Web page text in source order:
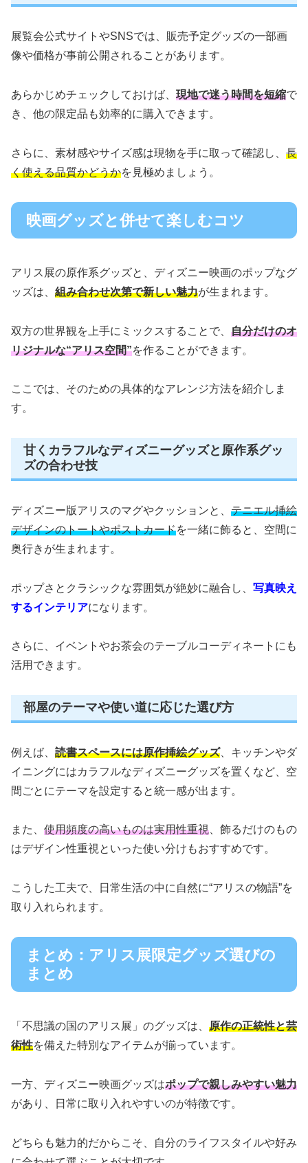
展覧会公式サイトやSNSでは、販売予定グッズの一部画
像や価格が事前公開されることがあります。
あらかじめチェックしておけば、 現地で迷う時間を短縮で
き、他の限定品も効率的に購入できます。
さらに、素材感やサイズ感は現物を手に取って確認し、 長
く使える品質かどうかを見極めましょう。
映画グッズと併せて楽しむコツ
アリス展の原作系グッズと、ディズニー映画のポップなグ
ッズは、 組み合わせ次第で新しい魅力が生まれます。
双方の世界観を上手にミックスすることで、 自分だけのオ
リジナルな“アリス空間”を作ることができます。
ここでは、そのための具体的なアレンジ方法を紹介しま
す。
甘くカラフルなディズニーグッズと原作系グッ
ズの合わせ技
ディズニー版アリスのマグやクッションと、 テニエル挿絵
デザインのトートやポストカードを一緒に飾ると、空間に
奥行きが生まれます。
ポップさとクラシックな雰囲気が絶妙に融合し、 写真映え
するインテリアになります。
さらに、イベントやお茶会のテーブルコーディネートにも
活用できます。
部屋のテーマや使い道に応じた選び方
例えば、 読書スペースには原作挿絵グッズ、キッチンやダ
イニングにはカラフルなディズニーグッズを置くなど、空
間ごとにテーマを設定すると統一感が出ます。
また、 使用頻度の高いものは実用性重視、飾るだけのもの
はデザイン性重視といった使い分けもおすすめです。
こうした工夫で、日常生活の中に自然に“アリスの物語”を
取り入れられます。
まとめ：アリス展限定グッズ選びの
まとめ
「不思議の国のアリス展」のグッズは、 原作の正統性と芸
術性を備えた特別なアイテムが揃っています。
一方、ディズニー映画グッズはポップで親しみやすい魅力
があり、日常に取り入れやすいのが特徴です。
どちらも魅力的だからこそ、自分のライフスタイルや好み